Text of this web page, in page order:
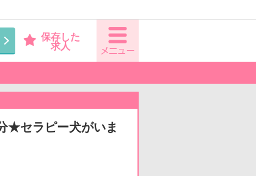
保存した
求人
★セラピー犬がいま